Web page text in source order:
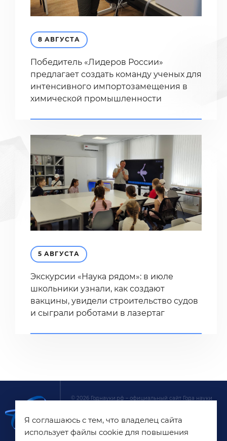
8 АВГУСТА
Победитель «Лидеров России»
предлагает создать команду ученых для
интенсивного импортозамещения в
химической промышленности
5 АВГУСТА
Экскурсии «Наука рядом»: в июле
школьники узнали, как создают
вакцины, увидели строительство судов
и сыграли роботами в лазертаг
© 2026 Годнауки.рф – официальный сайт Года науки
информация о главных новостях, онлайн-
трансляциях, акциях и мероприятиях Года науки
и технологий. Сайт создан при поддержке
Я соглашаюсь с тем, что владелец сайта
использует файлы cookie для повышения